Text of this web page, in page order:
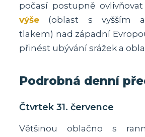
počasí postupně ovlivňovat
výše (oblast s vyšším
tlakem) nad západní
přinést ubývání srážek a
Podrobná denní
Čtvrtek 31. července
Většinou oblačno s